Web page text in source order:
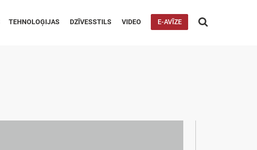
TEHNOLOĢIJAS DZĪVESSTILS VIDEO E-AVĪZE 